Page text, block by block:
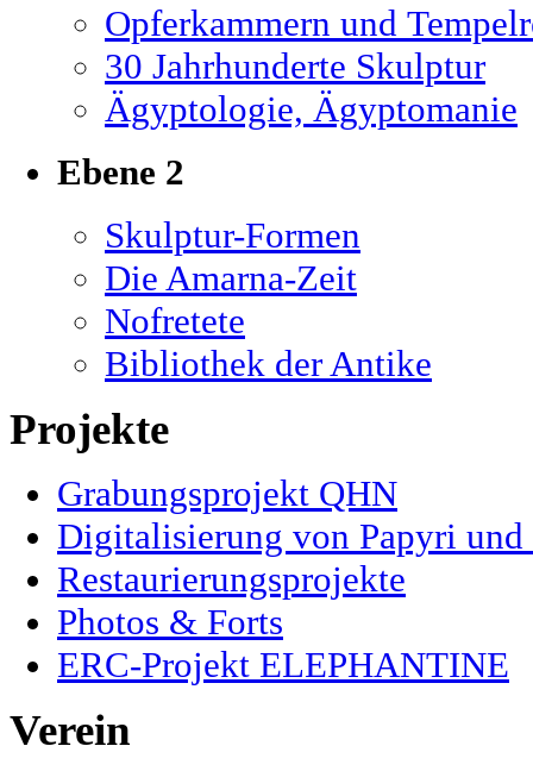
Opferkammern und
30 Jahrhunderte Skulptur
Ägyptologie, Ägyptomanie
Ebene 2
Skulptur-Formen
Die Amarna-Zeit
Nofretete
Bibliothek der Antike
Projekte
Grabungsprojekt QHN
Digitalisierung von Papyri und
Restaurierungsprojekte
Photos & Forts
ERC-Projekt ELEPHANTINE
Verein